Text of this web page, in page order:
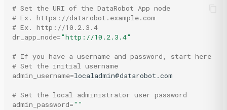
# Set the URI of the DataRobot App node
# Ex. https://datarobot.example.com
# Ex. http://10.2.3.4
dr_app_node="http://10.2.3.4"
# If you have a username and password, start here
# Set the initial username
admin_username=localadmin@datarobot.com
# Set the local administrator user password
admin_password=""